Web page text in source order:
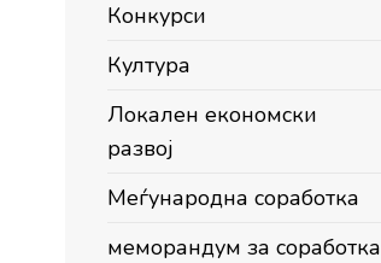
Конкурси
Култура
Локален економски
развој
Меѓународна соработка
меморандум за соработка